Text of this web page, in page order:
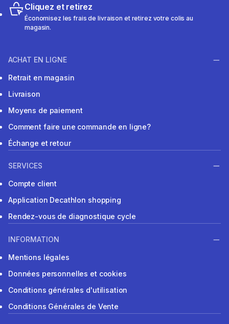
Cliquez et retirez
Économisez les frais de livraison et retirez votre colis au
magasin.
ACHAT EN LIGNE
Retrait en magasin
Livraison
Moyens de paiement
Comment faire une commande en ligne?
Échange et retour
SERVICES
Compte client
Application Decathlon shopping
Rendez-vous de diagnostique cycle
INFORMATION
Mentions légales
Données personnelles et cookies
Conditions générales d'utilisation
Conditions Générales de Vente